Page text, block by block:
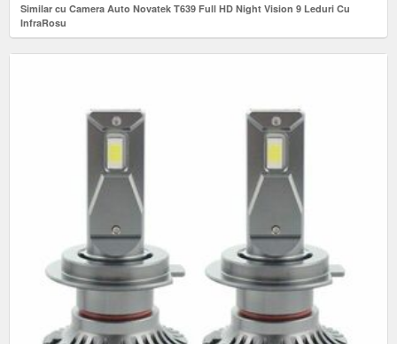
Similar cu Camera Auto Novatek T639 Full HD Night Vision 9 Leduri Cu
InfraRosu